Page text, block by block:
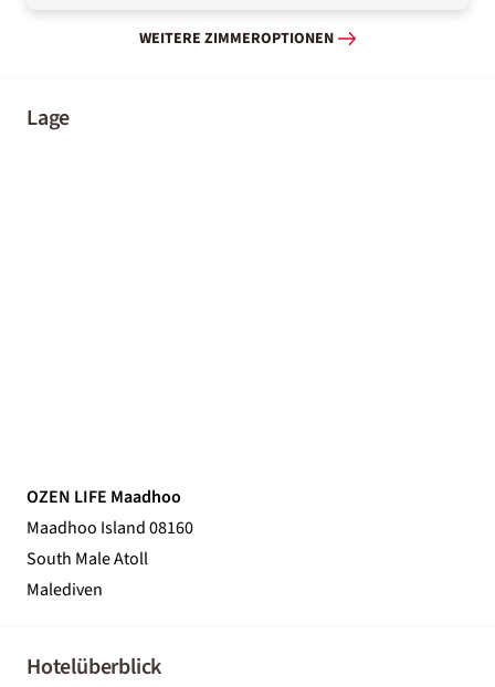
WEITERE ZIMMEROPTIONEN
Lage
OZEN LIFE Maadhoo
Maadhoo Island 08160
South Male Atoll
Malediven
Hotelüberblick